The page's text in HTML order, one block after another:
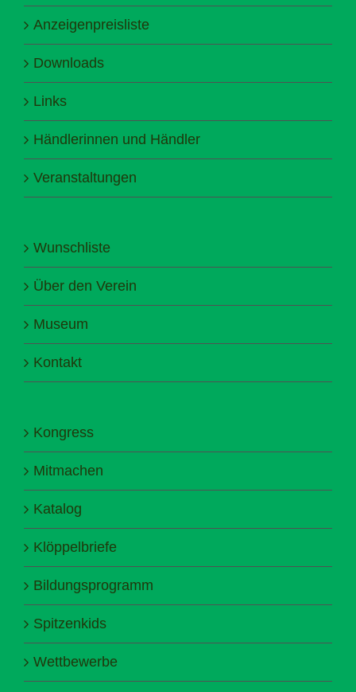
Anzeigenpreisliste
Downloads
Links
Händlerinnen und Händler
Veranstaltungen
Wunschliste
Über den Verein
Museum
Kontakt
Kongress
Mitmachen
Katalog
Klöppelbriefe
Bildungsprogramm
Spitzenkids
Wettbewerbe